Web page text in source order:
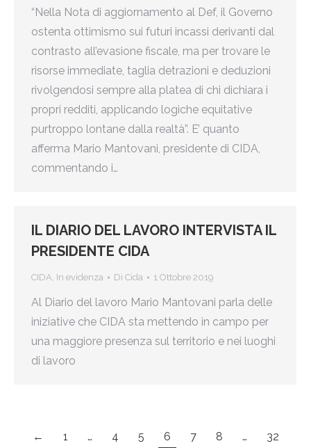
“Nella Nota di aggiornamento al Def, il Governo
ostenta ottimismo sui futuri incassi derivanti dal
contrasto all’evasione fiscale, ma per trovare le
risorse immediate, taglia detrazioni e deduzioni
rivolgendosi sempre alla platea di chi dichiara i
propri redditi, applicando logiche equitative
purtroppo lontane dalla realtà”. E’ quanto
afferma Mario Mantovani, presidente di CIDA,
commentando i…
IL DIARIO DEL LAVORO INTERVISTA IL
PRESIDENTE CIDA
CIDA, In evidenza Di Cida 1 Ottobre 2019
Al Diario del lavoro Mario Mantovani parla delle
iniziative che CIDA sta mettendo in campo per
una maggiore presenza sul territorio e nei luoghi
di lavoro
← 1 … 4 5 6 7 8 … 32